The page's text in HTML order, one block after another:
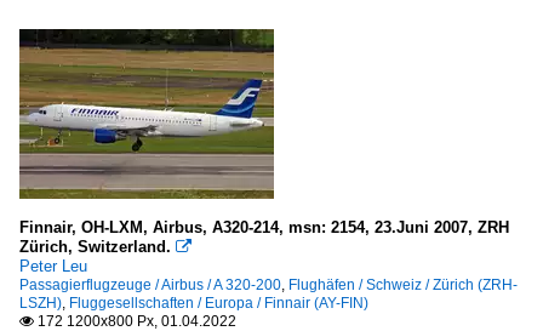
Finnair, OH-LXM, Airbus, A320-214, msn: 2154, 23.Juni 2007, ZRH
Zürich, Switzerland. 
Peter Leu
Passagierflugzeuge / Airbus / A 320-200, Flughäfen / Schweiz / Zürich (ZRH-
LSZH), Fluggesellschaften / Europa / Finnair (AY-FIN)
 172 1200x800 Px, 01.04.2022